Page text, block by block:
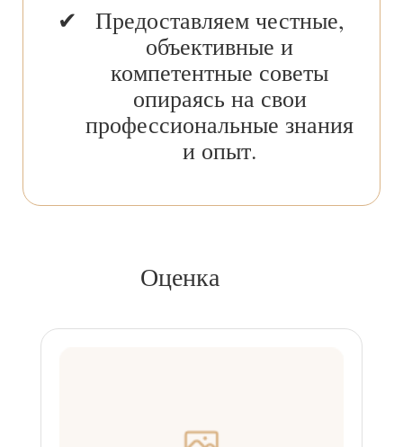
Предоставляем честные,
объективные и
компетентные советы
опираясь на свои
профессиональные знания
и опыт.
Оценка